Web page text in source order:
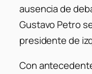
ausencia de
Gustavo Petro
presidente de
Con